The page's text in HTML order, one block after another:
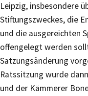
Leipzig, insbesondere
Stiftungszweckes, die
und die ausgereichten
offengelegt werden
Satzungsänderung
Ratssitzung wurde
und der Kämmerer